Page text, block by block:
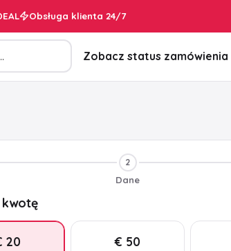
Obsługa klienta 24/7
Zobacz status zamówienia
2
Dane
20 € 50